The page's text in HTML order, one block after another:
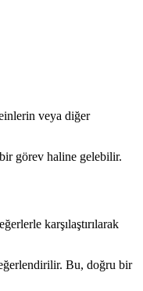
veya diğer
görev haline gelebilir.
karşılaştırılarak
Bu, doğru bir